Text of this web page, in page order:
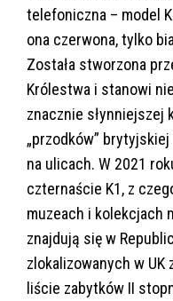
telefoniczna – model
ona czerwona, tylko
Została stworzona
Królestwa i stanowi
znacznie słynniejszej
„przodków”
na ulicach. W 2021
czternaście K1, z
muzeach i kolekcjach
znajdują się w
zlokalizowanych w UK
liście zabytków II